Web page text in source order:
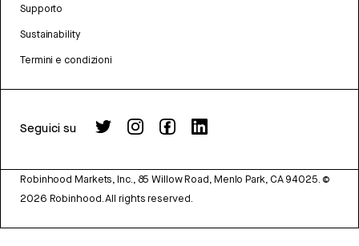
Supporto
Sustainability
Termini e condizioni
Seguici su
Robinhood Markets, Inc., 85 Willow Road, Menlo Park, CA 94025. ©
2026 Robinhood. All rights reserved.